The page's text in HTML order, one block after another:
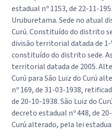
estadual nº 1153, de 22-11-
Uruburetama. Sede no atual
Curú. Constituído do distrito
divisão territorial datada de
constituído do distrito sede.
territorial datada de 2005.
Curú para São Luiz do Curú
nº 169, de 31-03-1938,
de 20-10-1938. São Luiz do
decreto estadual nº 448, de
Curú alterado, pela lei